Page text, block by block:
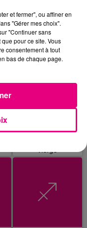
Gémeaux
Vierge
et fermer", ou affiner en
"Gérer mes choix".
"Continuer sans
pour ce site. Vous
consentement à tout
bas de chaque page.